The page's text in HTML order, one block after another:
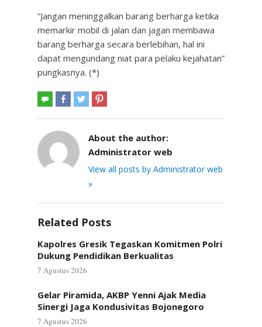
“Jangan meninggalkan barang berharga ketika
memarkir mobil di jalan dan jagan membawa
barang berharga secara berlebihan, hal ini
dapat mengundang niat para pelaku kejahatan”
pungkasnya. (*)
About the author:
Administrator web
View all posts by Administrator web
»
Related Posts
Kapolres Gresik Tegaskan Komitmen Polri
Dukung Pendidikan Berkualitas
7 Agustus 2026
Gelar Piramida, AKBP Yenni Ajak Media
Sinergi Jaga Kondusivitas Bojonegoro
7 Agustus 2026